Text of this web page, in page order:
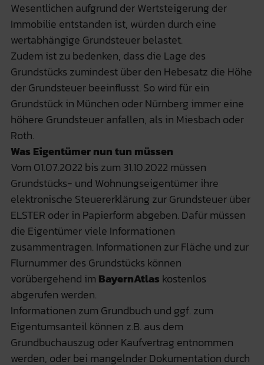
Wesentlichen aufgrund der Wertsteigerung der
Immobilie entstanden ist, würden durch eine
wertabhängige Grundsteuer belastet.
Zudem ist zu bedenken, dass die Lage des
Grundstücks zumindest über den Hebesatz die Höhe
der Grundsteuer beeinflusst. So wird für ein
Grundstück in München oder Nürnberg immer eine
höhere Grundsteuer anfallen, als in Miesbach oder
Roth.
Was Eigentümer nun tun müssen
Vom 01.07.2022 bis zum 31.10.2022 müssen
Grundstücks- und Wohnungseigentümer ihre
elektronische Steuererklärung zur Grundsteuer über
ELSTER oder in Papierform abgeben. Dafür müssen
die Eigentümer viele Informationen
zusammentragen. Informationen zur Fläche und zur
Flurnummer des Grundstücks können
vorübergehend im BayernAtlas kostenlos
abgerufen werden.
Informationen zum Grundbuch und ggf. zum
Eigentumsanteil können z.B. aus dem
Grundbuchauszug oder Kaufvertrag entnommen
werden, oder bei mangelnder Dokumentation durch